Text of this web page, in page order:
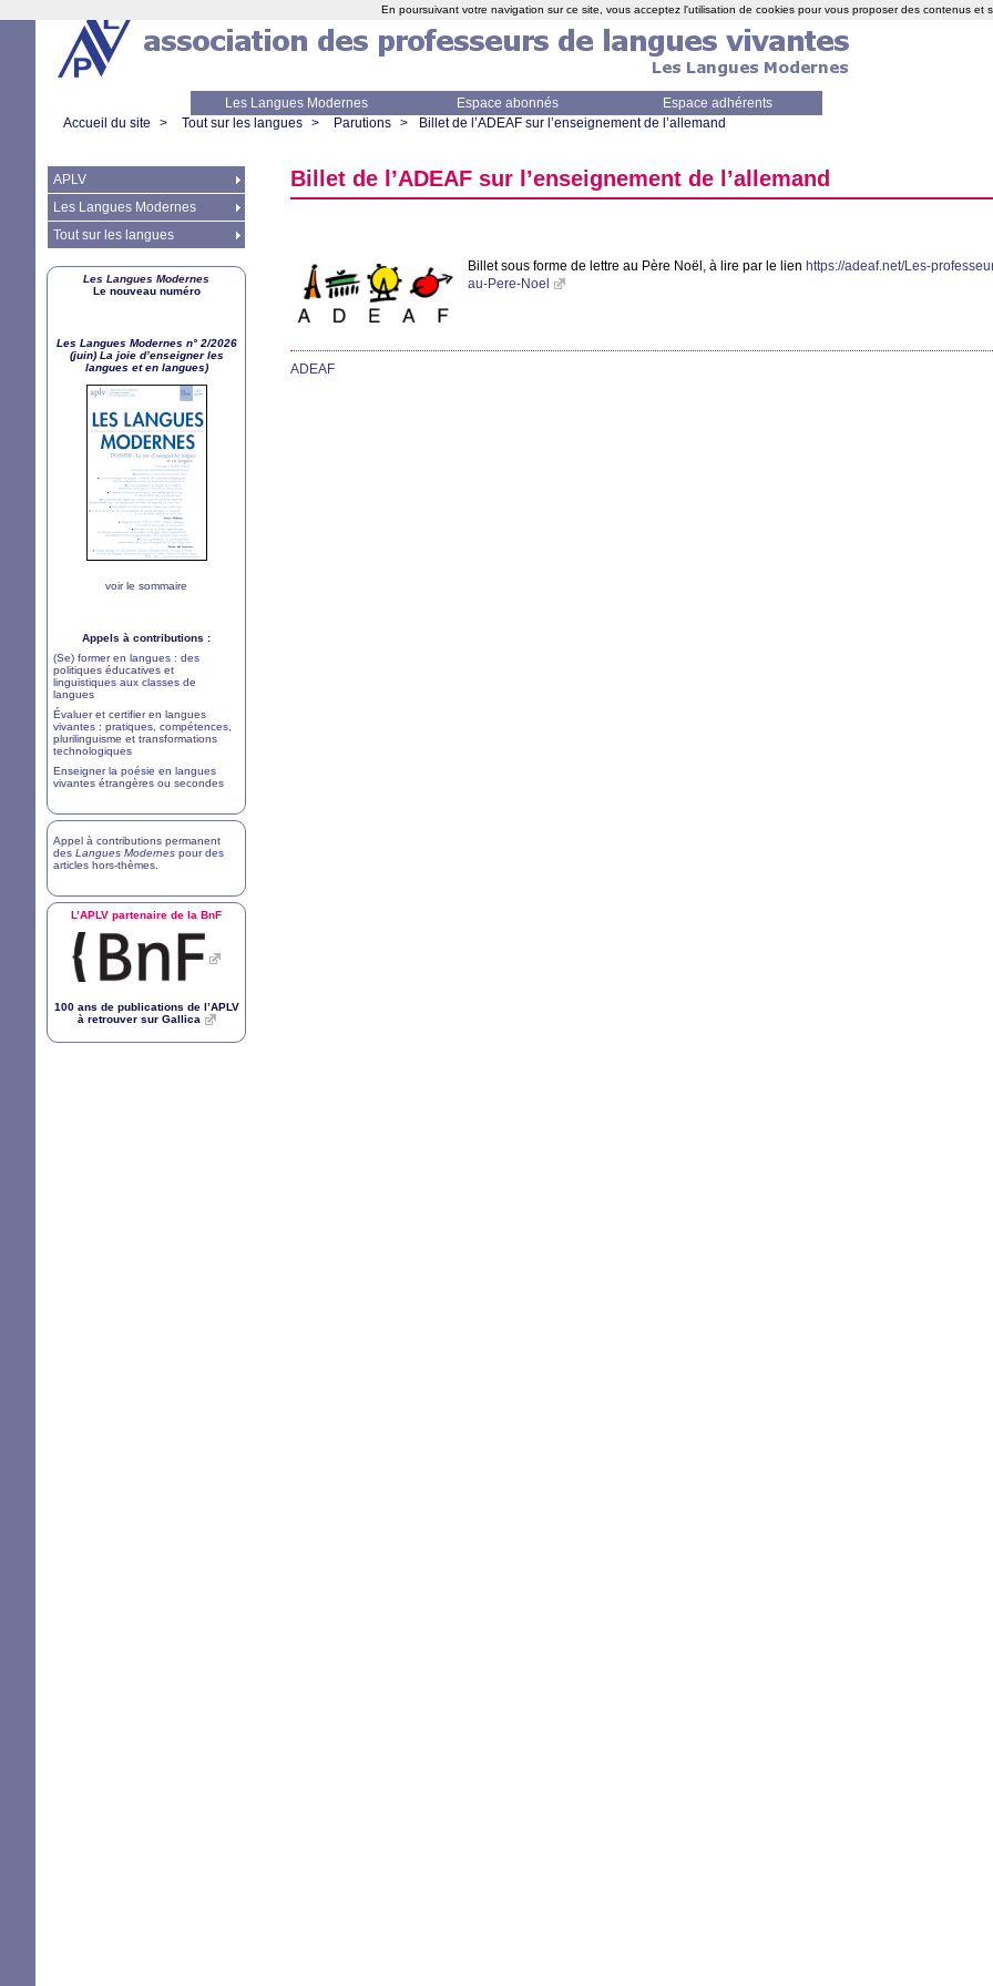
Les Langues Modernes Espace abonnés
Espace adhérents
Accueil du site > Tout sur les langues > Parutions > Billet de l’ADEAF sur l’enseignement de l’allemand
Billet de l’ADEAF sur l’enseignement de l’allemand
Billet sous forme de lettre au Père Noël, à lire par le lien https://adeaf.net/Les-
au-Pere-Noel
ADEAF
APLV
Les Langues Modernes
Tout sur les langues
Les Langues Modernes
Le nouveau numéro
Les Langues Modernes n° 2/2026
(juin) La joie d’enseigner les
langues et en langues)
voir le sommaire
Appels à contributions :
(Se) former en langues : des
politiques éducatives et
linguistiques aux classes de
langues
Évaluer et certifier en langues
vivantes : pratiques, compétences,
plurilinguisme et transformations
technologiques
Enseigner la poésie en langues
vivantes étrangères ou secondes
Appel à contributions permanent
des Langues Modernes pour des
articles hors-thèmes
L’APLV partenaire de la BnF
100 ans de publications de l’APLV
à retrouver sur Gallica
En poursuivant votre navigation sur ce site, vous acceptez l'utilisation de cookies pour vous proposer des contenus et